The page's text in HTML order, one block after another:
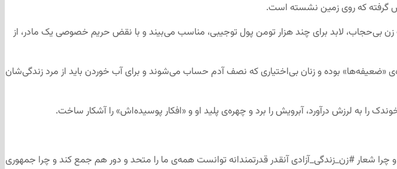
گرفته که روی زمین نشسته است.
لابد برای چند هزار تومن پول توجیبی، مناسب می‌بیند و با نقض حریم خصوصی یک مادر، از
«ضعیفه‌ها» بوده و زنان بی‌اختیاری که نصف آدم حساب می‌شوند و برای آب خوردن باید از مرد زندگی‌شان
به لرزش درآورد، آبرویش را برد و چهره‌ی پلید او و «افکار پوسیده‌اش» را آشکار ساخت.
شعار #زن_زندگی_آزادی آنقدر قدرتمندانه توانست همه‌ی ما را متحد و دور هم جمع کند و چرا جمهوری